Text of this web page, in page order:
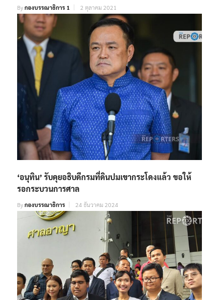
Byกองบรรณาธิการ 1 2 ตุลาคม 2021
‘อนุทิน’ รับคุยอธิบดีกรมที่ดินปมเขากระโดงแล้ว ขอให้
รอกระบวนการศาล
Byกองบรรณาธิการ 24 ธันวาคม 2024